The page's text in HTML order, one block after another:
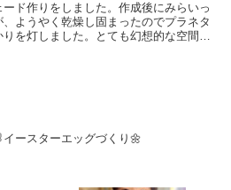
ド作りをしました。作成後にみらいっ
ようやく乾燥し固まったのでプラネタ
を灯しました。とても幻想的な空間の
イースターエッグづくり🌼